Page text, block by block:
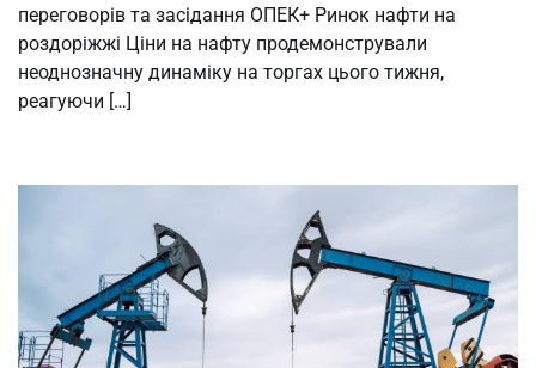
переговорів та засідання ОПЕК+ Ринок нафти на
роздоріжжі Ціни на нафту продемонстрували
неоднозначну динаміку на торгах цього тижня,
реагуючи […]